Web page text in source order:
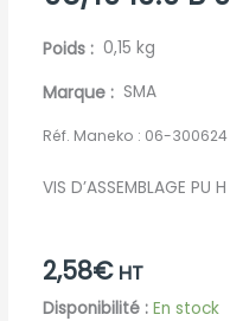
Poids 0,15 kg
Marque SMA
Réf. Maneko : 06-300624
VIS D’ASSEMBLAGE PU
2,58€ HT
Disponibilité : En stock
quantité